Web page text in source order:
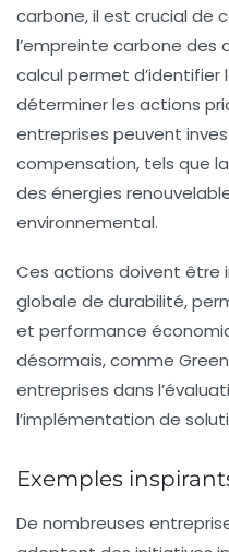
carbone, il est crucial de
l’empreinte carbone des
calcul permet d’identifier
déterminer les actions
entreprises peuvent
compensation, tels que
des énergies
environnemental.
Ces actions doivent être
globale de durabilité,
et performance
désormais, comme
entreprises dans
l’implémentation de
Exemples
De nombreuses